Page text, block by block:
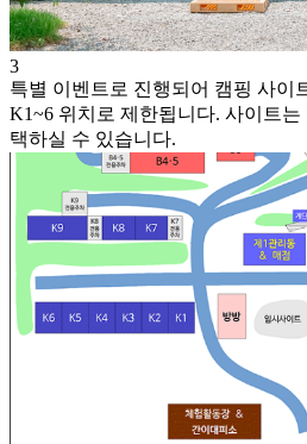
3
특별 이벤트로 진행되어 캠핑 사이
K1~6 위치로 제한됩니다. 사이트
택하실 수 있습니다.